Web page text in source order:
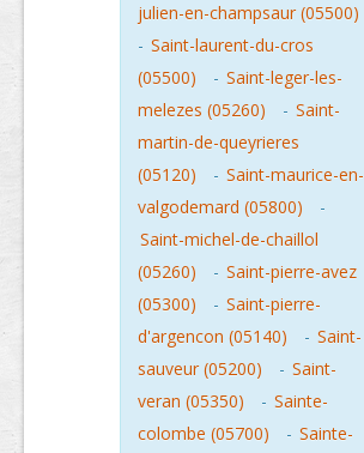
julien-en-champsaur (05500)
- Saint-laurent-du-cros
(05500)
- Saint-leger-les-
melezes (05260)
- Saint-
martin-de-queyrieres
(05120)
- Saint-maurice-en-
valgodemard (05800)
-
Saint-michel-de-chaillol
(05260)
- Saint-pierre-avez
(05300)
- Saint-pierre-
d'argencon (05140)
- Saint-
sauveur (05200)
- Saint-
veran (05350)
- Sainte-
colombe (05700)
- Sainte-